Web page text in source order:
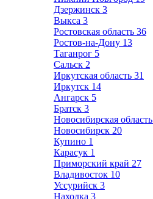
Дзержинск 3
Выкса 3
Ростовская область 36
Ростов-на-Дону 13
Таганрог 5
Сальск 2
Иркутская область 31
Иркутск 14
Ангарск 5
Братск 3
Новосибирская область
Новосибирск 20
Купино 1
Карасук 1
Приморский край 27
Владивосток 10
Уссурийск 3
Находка 3